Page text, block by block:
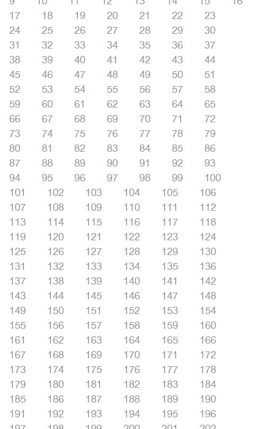
17
18 19 20 21 22
23
24
25 26 27 28 29
30
31
32 33 34 35 36
37
38
39 40 41 42 43
44
45
46 47 48 49 50
51
52
53 54 55 56 57
58
59
60 61 62 63 64
65
66
67 68 69 70 71
72
73
74 75 76 77 78
79
80
81 82 83 84 85
86
87
88 89 90 91 92
93
94
95 96 97 98 99
100
101
102 103 104 105
106
107
108 109 110 111
112
113
114 115 116 117
118
119
120 121 122 123
124
125
126 127 128 129
130
131
132 133 134 135
136
137
138 139 140 141
142
143
144 145 146 147
148
149
150 151 152 153
154
155
156 157 158 159
160
161
162 163 164 165
166
167
168 169 170 171
172
173
174 175 176 177
178
179
180 181 182 183
184
185
186 187 188 189
190
191
192 193 194 195
196